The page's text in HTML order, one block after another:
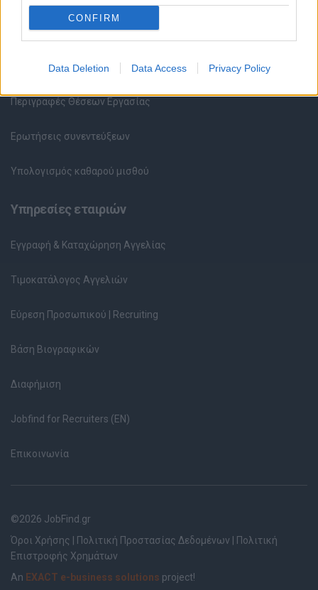
CONFIRM
Data Deletion Data Access Privacy Policy
Συμβουλές Καριέρας
HR corner
Περιγραφές Θέσεων Εργασίας
Ερωτήσεις συνεντεύξεων
Υπολογισμός καθαρού μισθού
Υπηρεσίες εταιριών
Εγγραφή & Καταχώρηση Αγγελίας
Τιμοκατάλογος Αγγελιών
Εύρεση Προσωπικού | Recruiting
Βάση Βιογραφικών
Διαφήμιση
Jobfind for Recruiters (EN)
Επικοινωνία
©2026 JobFind.gr
Όροι Χρήσης
Πολιτική Προστασίας Δεδομένων
Πολιτική
Επιστροφής Χρημάτων
An EXACT e-business solutions project!